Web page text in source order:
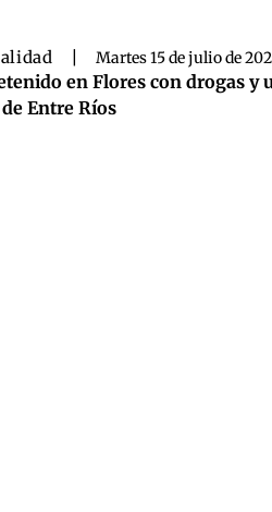
Martes 15 de julio de
en Flores con drogas
Entre Ríos